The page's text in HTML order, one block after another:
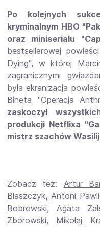
Po kolejnych
kryminalnym HBO
oraz miniserialu
bestsellerowej
Dying", w której
zagranicznymi
była ekranizacja
Bineta "Operacja
zaskoczył
produkcji Netflixa
mistrz szachów
Zobacz też: Artur
Błaszczyk, Antoni
Bobrowski,Agata
Zborowski, Mikołaj